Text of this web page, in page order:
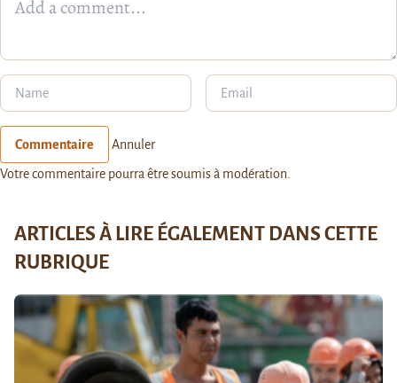
Commentaire Annuler
Votre commentaire pourra être soumis à modération.
ARTICLES À LIRE ÉGALEMENT DANS CETTE
RUBRIQUE